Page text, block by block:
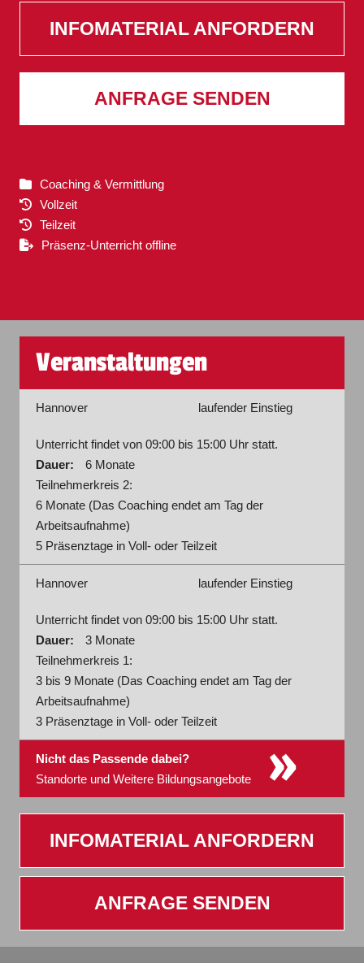
INFOMATERIAL ANFORDERN
ANFRAGE SENDEN
Coaching & Vermittlung
Vollzeit
Teilzeit
Präsenz-Unterricht offline
Veranstaltungen
Hannover laufender Einstieg
Unterricht findet von 09:00 bis 15:00 Uhr statt.
Dauer:
6 Monate
Teilnehmerkreis 2:
6 Monate (Das Coaching endet am Tag der
Arbeitsaufnahme)
5 Präsenztage in Voll- oder Teilzeit
Hannover laufender Einstieg
Unterricht findet von 09:00 bis 15:00 Uhr statt.
Dauer:
3 Monate
Teilnehmerkreis 1:
3 bis 9 Monate (Das Coaching endet am Tag der
Arbeitsaufnahme)
3 Präsenztage in Voll- oder Teilzeit
Nicht das Passende dabei?
Standorte und Weitere Bildungsangebote
»
INFOMATERIAL ANFORDERN
ANFRAGE SENDEN